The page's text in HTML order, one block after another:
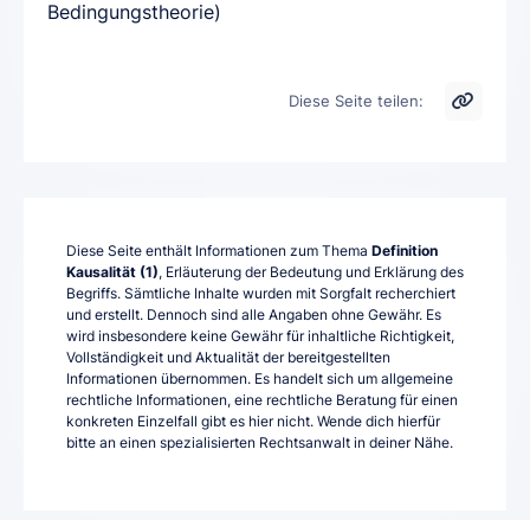
Bedingungstheorie)
Diese Seite teilen:
Diese Seite enthält Informationen zum Thema Definition
Kausalität (1), Erläuterung der Bedeutung und Erklärung des
Begriffs. Sämtliche Inhalte wurden mit Sorgfalt recherchiert
und erstellt. Dennoch sind alle Angaben ohne Gewähr. Es
wird insbesondere keine Gewähr für inhaltliche Richtigkeit,
Vollständigkeit und Aktualität der bereitgestellten
Informationen übernommen. Es handelt sich um allgemeine
rechtliche Informationen, eine rechtliche Beratung für einen
konkreten Einzelfall gibt es hier nicht. Wende dich hierfür
bitte an einen spezialisierten Rechtsanwalt in deiner Nähe.